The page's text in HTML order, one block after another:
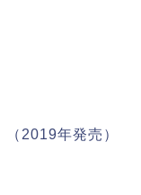
（2019年発売）